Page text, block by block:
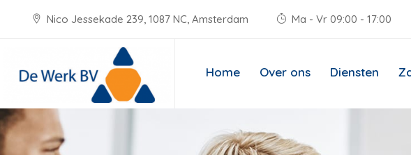
Nico Jessekade 239, 1087 NC, Amsterdam Ma - Vr 09:00 - 17:00
Home Over ons Diensten